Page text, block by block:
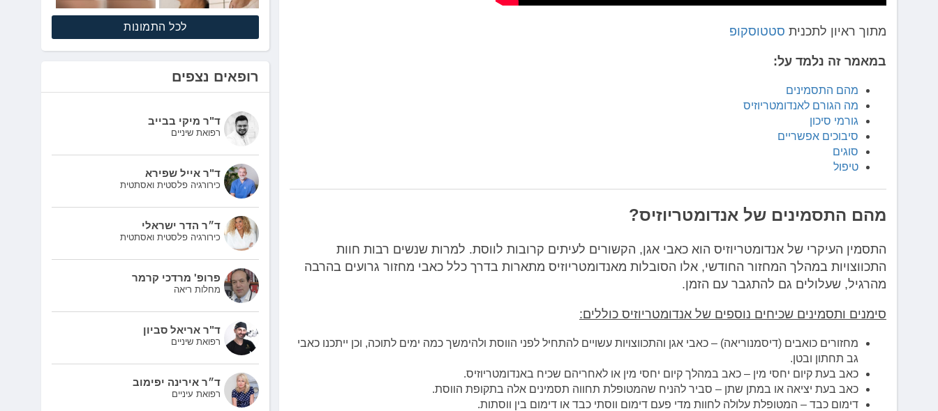
מתוך ראיון לתכנית סטטוסקופ
במאמר זה נלמד על:
מהם התסמינים
מה הגורם לאנדומטריוזיס
גורמי סיכון
סיבוכים אפשריים
סוגים
טיפול
מהם התסמינים של אנדומטריוזיס?
התסמין העיקרי של אנדומטריוזיס הוא כאבי אגן, הקשורים לעיתים קרובות לווסת. למרות שנשים רבות חוות
התכווצויות במהלך המחזור החודשי, אלו הסובלות מאנדומטריוזיס מתארות בדרך כלל כאבי מחזור גרועים בהרבה
מהרגיל, שעלולים גם להתגבר עם הזמן.
סימנים ותסמינים שכיחים נוספים של אנדומטריוזיס כוללים:
מחזורים כואבים (דיסמנוריאה) – כאבי אגן והתכווצויות עשויים להתחיל לפני הווסת ולהימשך כמה ימים לתוכה, וכן ייתכנו כאבי
גב תחתון ובטן.
כאב בעת קיום יחסי מין – כאב במהלך קיום יחסי מין או לאחריהם שכיח באנדומטריוזיס.
כאב בעת יציאה או במתן שתן – סביר להניח שהמטופלת תחווה תסמינים אלה בתקופת הווסת.
דימום כבד – המטופלת עלולה לחוות מדי פעם דימום ווסתי כבד או דימום בין ווסתות.
לכל התמונות
רופאים נצפים
ד"ר מיקי בבייב
רפואת שיניים
ד"ר אייל שפירא
כירורגיה פלסטית ואסתטית
ד״ר הדר ישראלי
כירורגיה פלסטית ואסתטית
פרופ' מרדכי קרמר
מחלות ריאה
ד"ר אריאל סביון
רפואת שיניים
ד״ר אירינה יפימוב
רפואת עיניים